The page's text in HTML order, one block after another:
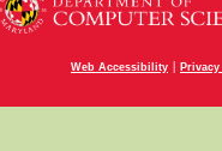
Web Accessibility |